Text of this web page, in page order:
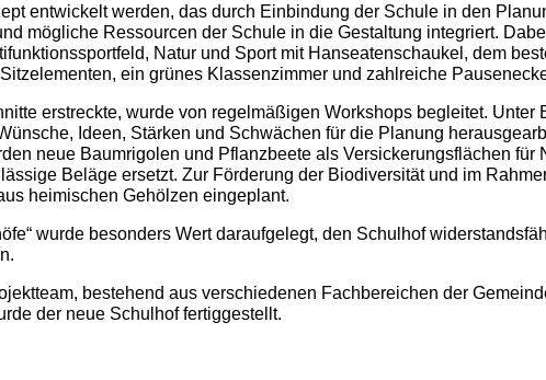
entwickelt werden, das durch Einbindung der Schule in den
mögliche Ressourcen der Schule in die Gestaltung integriert.
Natur und Sport mit Hanseatenschaukel, dem
ein grünes Klassenzimmer und zahlreiche
erstreckte, wurde von regelmäßigen Workshops begleitet.
Ideen, Stärken und Schwächen für die Planung
neue Baumrigolen und Pflanzbeete als Versickerungsflächen
Beläge ersetzt. Zur Förderung der Biodiversität und im
heimischen Gehölzen eingeplant.
wurde besonders Wert daraufgelegt, den Schulhof
bestehend aus verschiedenen Fachbereichen der
der neue Schulhof fertiggestellt.